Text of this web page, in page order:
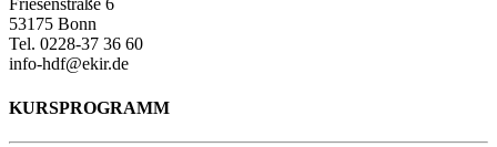
Friesenstraße 6
53175 Bonn
Tel. 0228-37 36 60
info-hdf@ekir.de
KURSPROGRAMM